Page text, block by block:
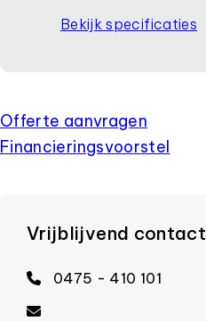
Bekijk specificaties
Offerte aanvragen
Financierings­voorstel
Vrijblijvend contact
0475 - 410 101